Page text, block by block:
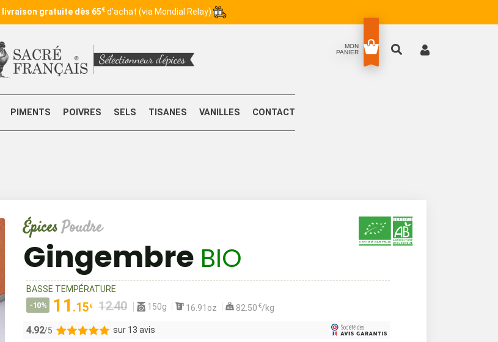
livraison gratuite dès 65€ d’achat (via Mondial Relay)
MON
PANIER
PIMENTS POIVRES SELS TISANES VANILLES CONTACT
ÉpicesPoudre
Gingembre BIO
BASSE TEMPÉRATURE
-10% 11 .15 € 150g 16.91oz 82.50 €/kg
4.92/5 sur 13 avis